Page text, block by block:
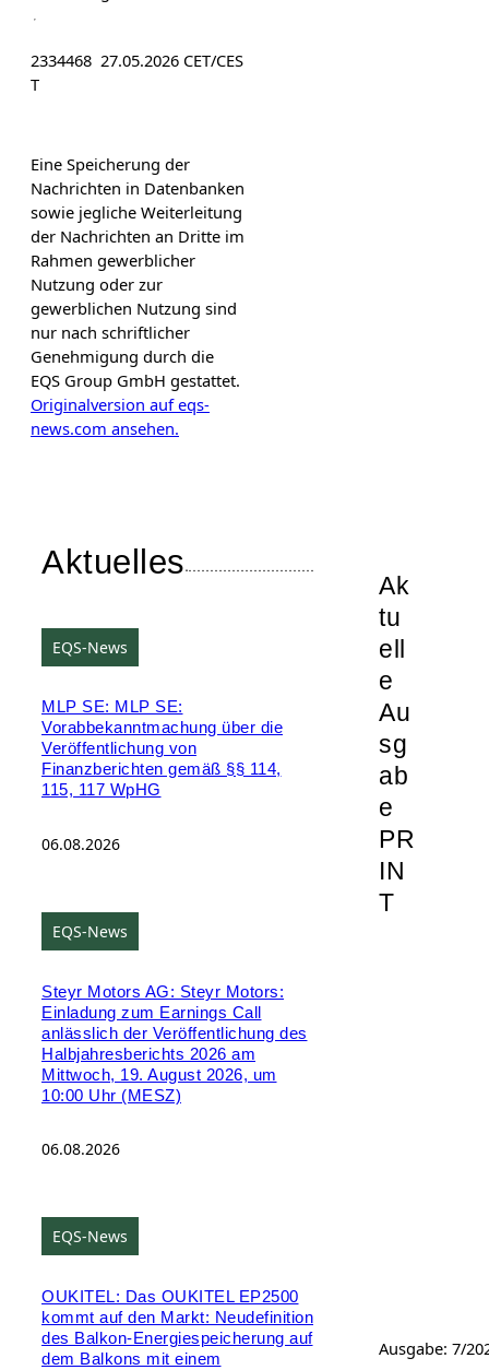
2334468 27.05.2026 CET/CES
T
Eine Speicherung der
Nachrichten in Datenbanken
sowie jegliche Weiterleitung
der Nachrichten an Dritte im
Rahmen gewerblicher
Nutzung oder zur
gewerblichen Nutzung sind
nur nach schriftlicher
Genehmigung durch die
EQS Group GmbH gestattet.
Originalversion auf eqs-
news.com ansehen.
Aktuelles
EQS-News
MLP SE: MLP SE:
Vorabbekanntmachung über die
Veröffentlichung von
Finanzberichten gemäß §§ 114,
115, 117 WpHG
06.08.2026
EQS-News
Steyr Motors AG: Steyr Motors:
Einladung zum Earnings Call
anlässlich der Veröffentlichung des
Halbjahresberichts 2026 am
Mittwoch, 19. August 2026, um
10:00 Uhr (MESZ)
06.08.2026
EQS-News
OUKITEL: Das OUKITEL EP2500
kommt auf den Markt: Neudefinition
des Balkon-Energiespeicherung auf
dem Balkons mit einem
Ak
tu
ell
e
Au
sg
ab
e
PR
IN
T
Ausgabe: 7/